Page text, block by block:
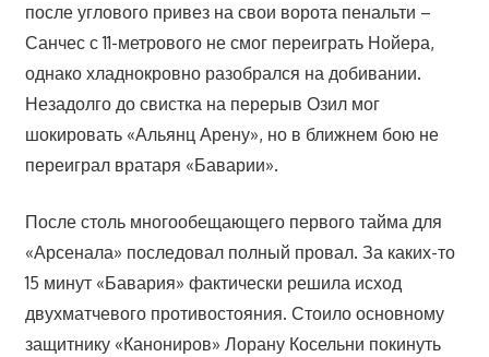
после углового привез на свои ворота пенальти –
Санчес с 11-метрового не смог переиграть Нойера,
однако хладнокровно разобрался на добивании.
Незадолго до свистка на перерыв Озил мог
шокировать «Альянц Арену», но в ближнем бою не
переиграл вратаря «Баварии».
После столь многообещающего первого тайма для
«Арсенала» последовал полный провал. За каких-то
15 минут «Бавария» фактически решила исход
двухматчевого противостояния. Стоило основному
защитнику «Канониров» Лорану Косельни покинуть